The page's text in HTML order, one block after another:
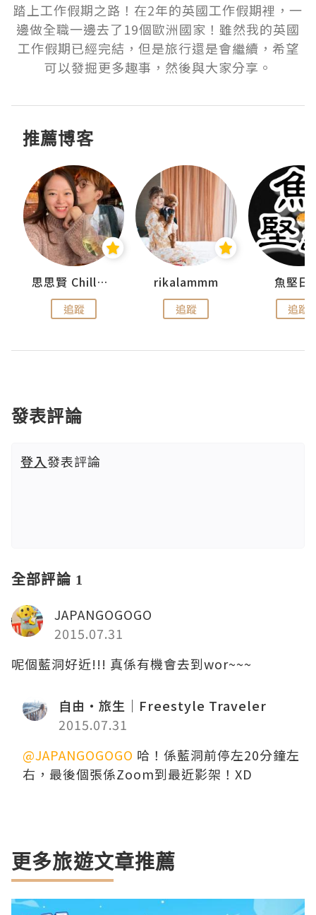
踏上工作假期之路！在2年的英國工作假期裡，一
邊做全職一邊去了19個歐洲國家！雖然我的英國
工作假期已經完結，但是旅行還是會繼續，希望
推薦博客
思思賢 ChillMyBabe
追蹤
rikalammm
追蹤
魚堅日
追蹤
發表評論
登入發表評論
全部評論 1
JAPANGOGOGO
2015.07.31
呢個藍洞好近!!! 真係有機會去到wor~~~
自由・旅生｜Freestyle Traveler
2015.07.31
@JAPANGOGOGO 哈！係藍洞前停左20分鐘左
右，最後個張係Zoom到最近影架！XD
更多旅遊文章推薦